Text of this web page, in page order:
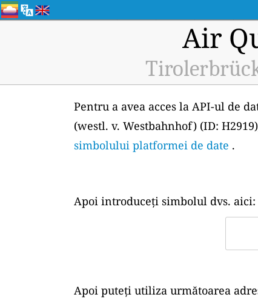
Air
Pentru a avea acces la API-ul de
(westl. v. Westbahnhof) (ID:
simbolului platformei de date .
Apoi introduceți simbolul dvs. aici:
Apoi puteți utiliza următoarea